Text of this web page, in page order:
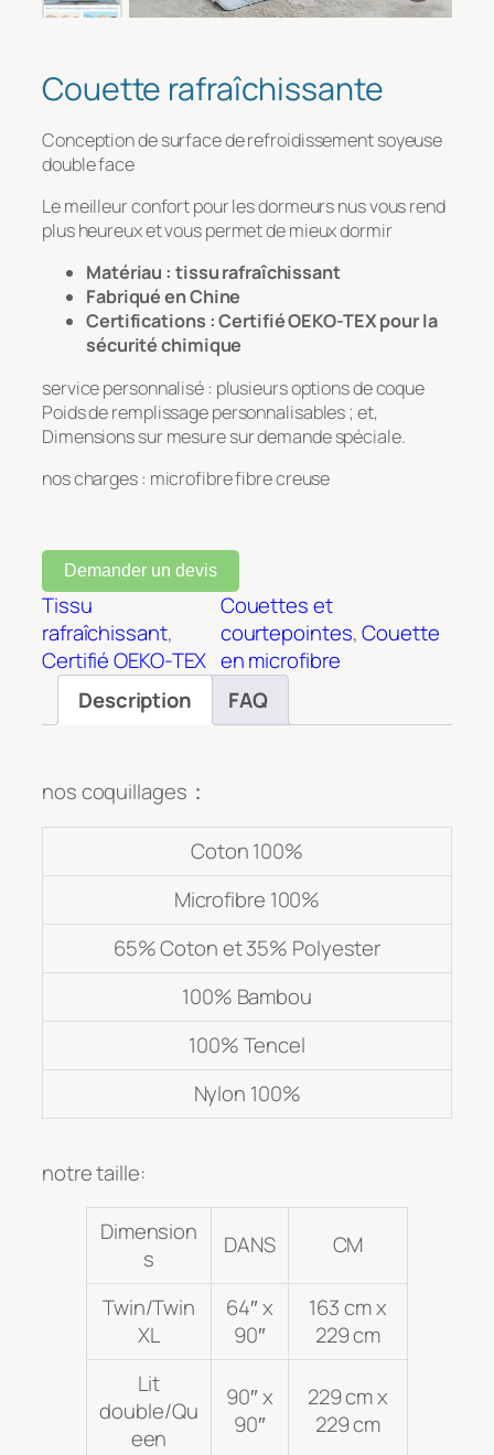
Couette rafraîchissante
Conception de surface de refroidissement soyeuse
double face
Le meilleur confort pour les dormeurs nus vous rend
plus heureux et vous permet de mieux dormir
Matériau : tissu rafraîchissant
Fabriqué en Chine
Certifications : Certifié OEKO-TEX pour la
sécurité chimique
service personnalisé : plusieurs options de coque
Poids de remplissage personnalisables ; et,
Dimensions sur mesure sur demande spéciale.
nos charges : microfibre fibre creuse
Demander un devis
Tissu
rafraîchissant
Certifié OEKO-TEX
Couettes et
courtepointes, Couette
en microfibre
Description
FAQ
nos coquillages：
Coton 100%
Microfibre 100%
65% Coton et 35% Polyester
100% Bambou
100% Tencel
Nylon 100%
notre taille:
Dimension
s
DANS CM
Twin/Twin
XL
64″ x
90″
163 cm x
229 cm
Lit
double/Qu
een
90″ x
90″
229 cm x
229 cm
Téléchargement de fichiers
Télécharger
Soumettre